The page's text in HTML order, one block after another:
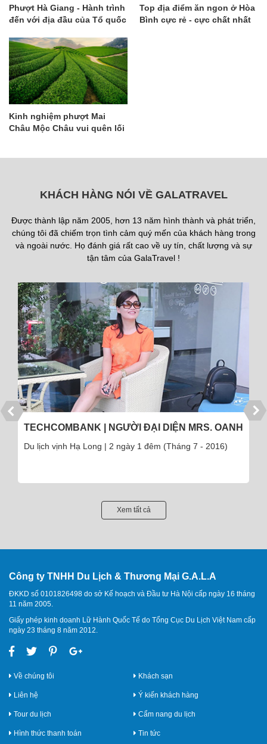
Phượt Hà Giang - Hành trình
đến với địa đầu của Tổ quốc
Top địa điểm ăn ngon ở Hòa
Bình cực rẻ - cực chất nhất
Kinh nghiệm phượt Mai
Châu Mộc Châu vui quên lối
KHÁCH HÀNG NÓI VỀ GALATRAVEL
Được thành lập năm 2005, hơn 13 năm hình thành và phát triển,
chúng tôi đã chiếm trọn tình cảm quý mến của khách hàng trong
và ngoài nước. Họ đánh giá rất cao về uy tín, chất lượng và sự
tận tâm của GalaTravel !
TECHCOMBANK | NGƯỜI ĐẠI DIỆN MRS. OANH
Du lịch vịnh Hạ Long | 2 ngày 1 đêm (Tháng 7 - 2016)
Xem tất cả
Công ty TNHH Du Lịch & Thương Mại G.A.L.A
ĐKKD số 0101826498 do sở Kế hoạch và Đầu tư Hà Nội cấp ngày 16 tháng
11 năm 2005.
Giấy phép kinh doanh Lữ Hành Quốc Tế do Tổng Cục Du Lịch Việt Nam cấp
ngày 23 tháng 8 năm 2012.
Về chúng tôi
Liên hệ
Tour du lịch
Hình thức thanh toán
Khách sạn
Ý kiến khách hàng
Cẩm nang du lịch
Tin tức